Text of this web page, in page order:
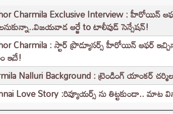
Charmila Exclusive Interview : హీరోయిన్
ఆర్జే to టాలీవుడ్ సెన్సేషన్!
Charmila : స్టార్ ప్రొడ్యూసర్స్ హీరోయిన్ ఆఫర్
ఇదే!
Nalluri Background : ట్రెండింగ్ యాంకర్
Love Story :రివ్యూయర్స్ ను తిట్టకుండా.. మాట